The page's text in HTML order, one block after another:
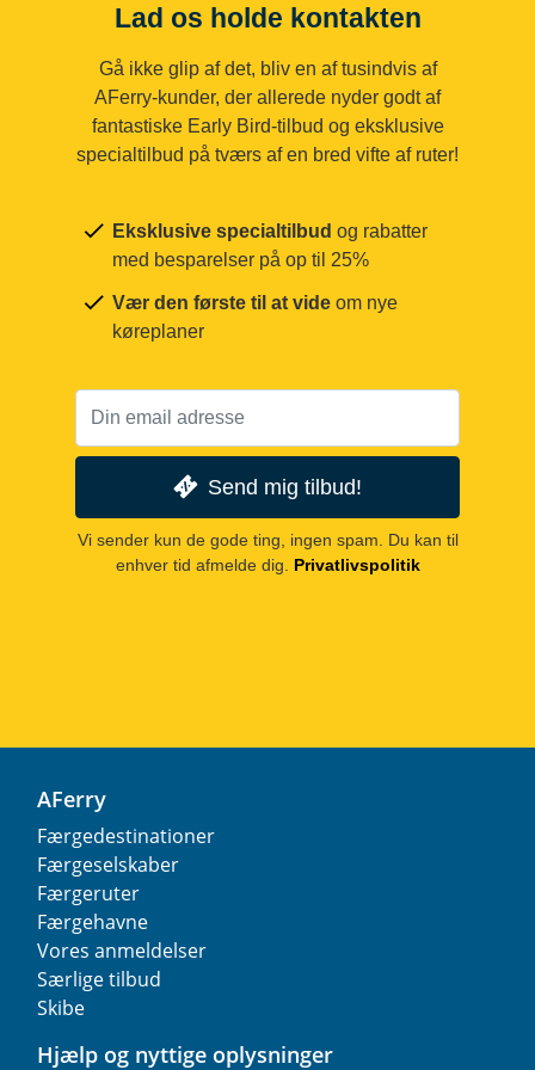
Lad os holde kontakten
Gå ikke glip af det, bliv en af tusindvis af
AFerry-kunder, der allerede nyder godt af
fantastiske Early Bird-tilbud og eksklusive
specialtilbud på tværs af en bred vifte af ruter!
Eksklusive specialtilbud og rabatter
med besparelser på op til 25%
Vær den første til at vide om nye
køreplaner
Send mig tilbud!
Vi sender kun de gode ting, ingen spam. Du kan til
enhver tid afmelde dig.
Privatlivspolitik
AFerry
Færgedestinationer
Færgeselskaber
Færgeruter
Færgehavne
Vores anmeldelser
Særlige tilbud
Skibe
Hjælp og nyttige oplysninger